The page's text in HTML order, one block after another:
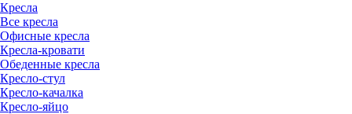
Кресла
Все кресла
Офисные кресла
Кресла-кровати
Обеденные кресла
Кресло-стул
Кресло-качалка
Кресло-яйцо